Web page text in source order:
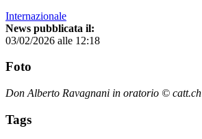
Internazionale
News pubblicata il:
03/02/2026 alle 12:18
Foto
Don Alberto Ravagnani in oratorio © catt.ch
Tags